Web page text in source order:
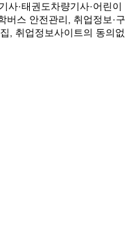
사·태권도차량기사·어린이
버스 안전관리, 취업정보·구
, 취업정보사이트의 동의없